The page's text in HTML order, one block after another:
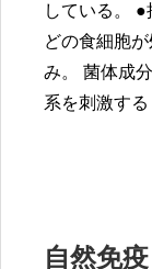
している。
どの食細胞
み。 菌体成
系を刺激する
自然免